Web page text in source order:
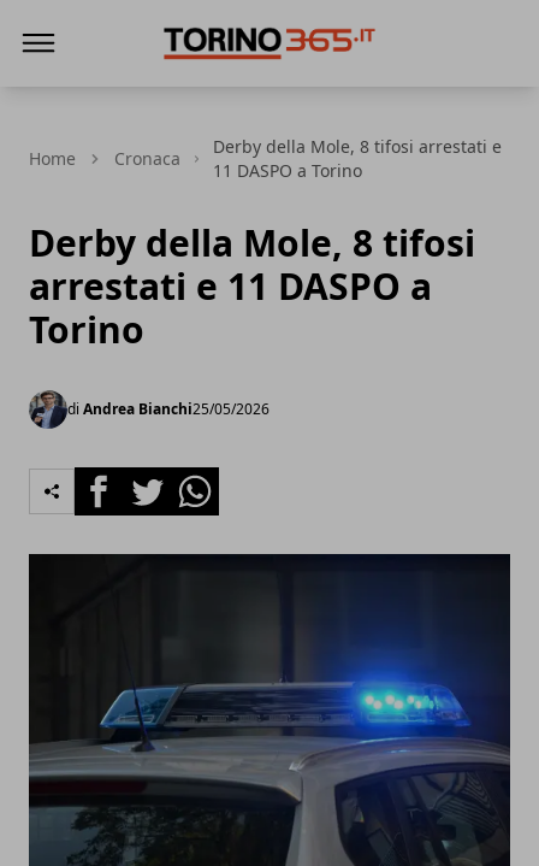
Home Cronaca
Derby della Mole, 8 tifosi arrestati e
11 DASPO a Torino
Derby della Mole, 8 tifosi
arrestati e 11 DASPO a
Torino
di Andrea Bianchi25/05/2026
FacebookTwitterWhatsapp